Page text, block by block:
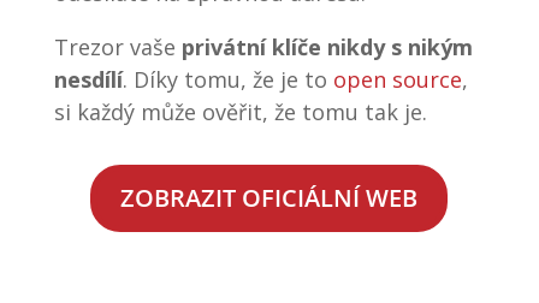
Trezor vaše privátní klíče nikdy s nikým
nesdílí. Díky tomu, že je to open source,
si každý může ověřit, že tomu tak je.
ZOBRAZIT OFICIÁLNÍ WEB